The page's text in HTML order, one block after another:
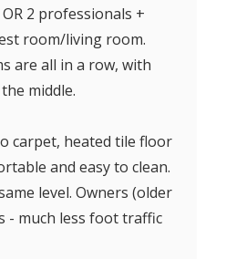
2 professionals +
room/living room.
are all in a row, with
middle.
carpet, heated tile floor
and easy to clean.
level. Owners (older
- much less foot traffic